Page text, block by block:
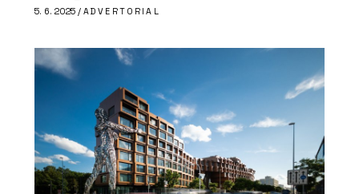
5. 6. 2025 / ADVERTORIAL